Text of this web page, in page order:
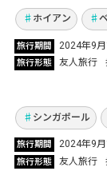
Vol.1115
ホイアン
旅行期間 2024年9
旅行形態 友人旅行
Vol.1114
お世話にな
ゼント！念
シンガポール
旅行期間 2024年9
旅行形態 友人旅行
セブ島でニ